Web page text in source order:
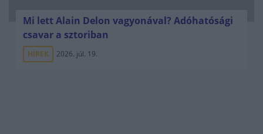
Mi lett Alain Delon vagyonával? Adóhatósági
csavar a sztoriban
HÍREK 2026. júl. 19.